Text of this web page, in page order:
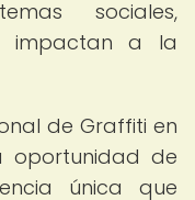
sociales,
impactan a la
de Graffiti en
oportunidad de
única que